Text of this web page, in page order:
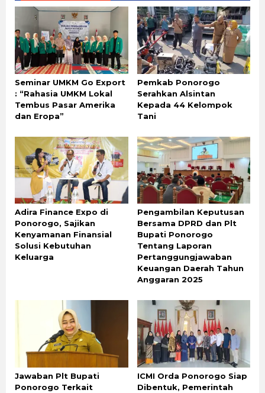
Seminar UMKM Go Export
: “Rahasia UMKM Lokal
Tembus Pasar Amerika
dan Eropa”
Pemkab Ponorogo
Serahkan Alsintan
Kepada 44 Kelompok
Tani
Adira Finance Expo di
Ponorogo, Sajikan
Kenyamanan Finansial
Solusi Kebutuhan
Keluarga
Pengambilan Keputusan
Bersama DPRD dan Plt
Bupati Ponorogo
Tentang Laporan
Pertanggungjawaban
Keuangan Daerah Tahun
Anggaran 2025
Jawaban Plt Bupati
Ponorogo Terkait
ICMI Orda Ponorogo Siap
Dibentuk, Pemerintah